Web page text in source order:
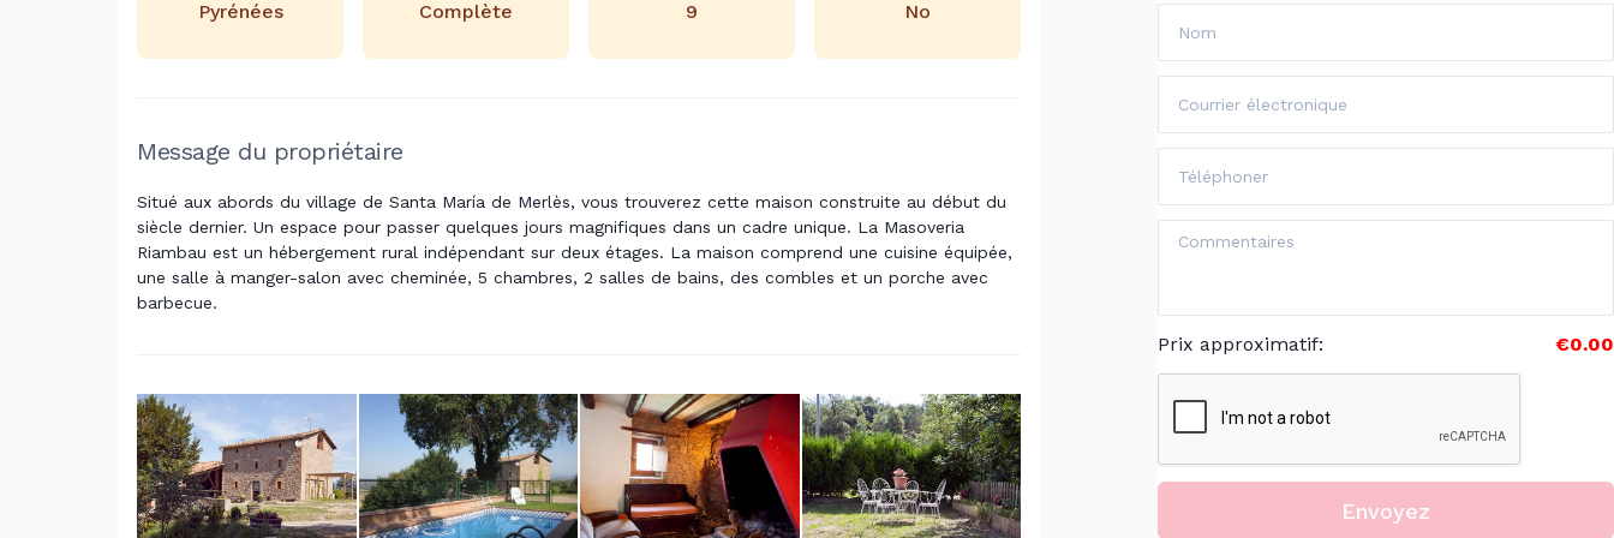
Pyrénées Complète 9 No
Message du propriétaire
Situé aux abords du village de Santa María de Merlès, vous trouverez cette maison construite au début du
siècle dernier. Un espace pour passer quelques jours magnifiques dans un cadre unique. La Masoveria
Riambau est un hébergement rural indépendant sur deux étages. La maison comprend une cuisine équipée,
une salle à manger-salon avec cheminée, 5 chambres, 2 salles de bains, des combles et un porche avec
barbecue.
Prix approximatif: €0.00
Envoyez